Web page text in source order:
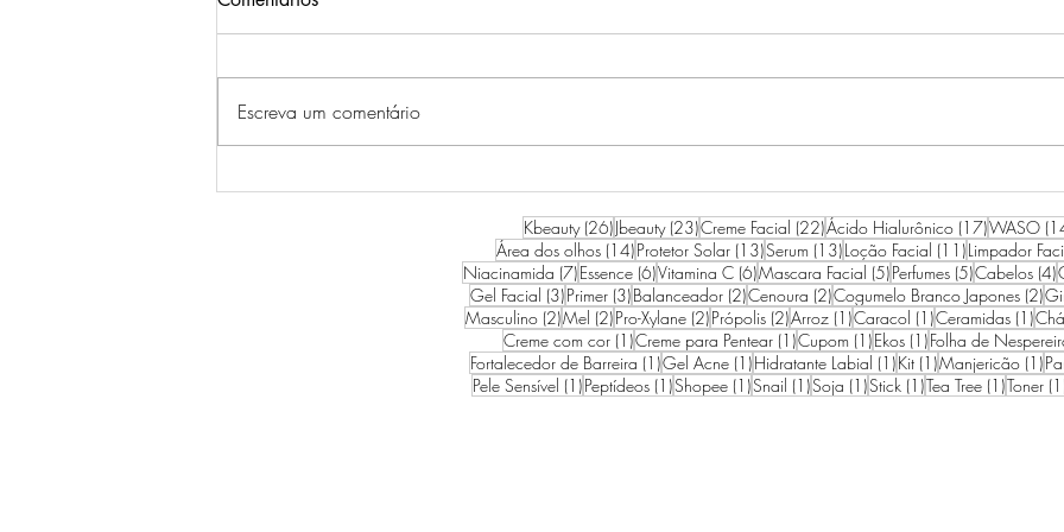
RESET AQUA
Escreva um comentário
Kbeauty (26)26 posts
Jbeauty (23)23 posts
Creme Facial (22)22 posts
Ácido Hialurônico (17)17 posts
WASO
Área dos olhos (14)14 posts
Protetor Solar (13)13 posts
Serum (13)13 posts
Loção Facial (11)11 posts
Limpador
Niacinamida (7)7 posts
Essence (6)6 posts
Vitamina C (6)6 posts
Mascara Facial (5)5 posts
Perfumes (5)5 posts
Cabelos (4)
Gel Facial (3)3 posts
Primer (3)3 posts
Balanceador (2)2 posts
Cenoura (2)2 posts
Cogumelo Branco Japones (2)2
Masculino (2)2 posts
Mel (2)2 posts
Pro-Xylane (2)2 posts
Própolis (2)2 posts
Arroz (1)1 post
Caracol (1)1 post
Ceramidas (1)1
Creme com cor (1)1 post
Creme para Pentear (1)1 post
Cupom (1)1 post
Ekos (1)1 post
Folha de
Fortalecedor de Barreira (1)1 post
Gel Acne (1)1 post
Hidratante Labial (1)1 post
Kit (1)1 post
Manjericão (1)1
Pele Sensível (1)1 post
Peptídeos (1)1 post
Shopee (1)1 post
Snail (1)1 post
Soja (1)1 post
Stick (1)1 post
Tea Tree (1)1 post
Toner